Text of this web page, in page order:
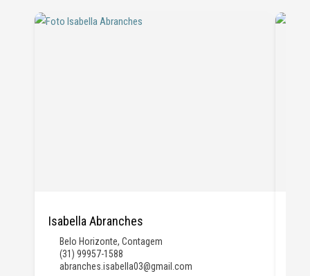
Isabella Abranches
Belo Horizonte,Contagem
(31) 99957-1588
abranches.isabella03@gmail.com